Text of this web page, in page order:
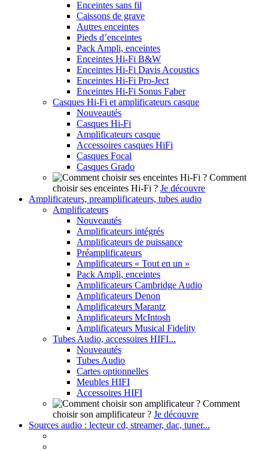
Enceintes sans fil
Caissons de grave
Autres enceintes
Pieds d’enceintes
Pack Ampli, enceintes
Enceintes Hi-Fi B&W
Enceintes Hi-Fi Davis Acoustics
Enceintes Hi-Fi Pro-Ject
Enceintes Hi-Fi Sonus Faber
Casques Hi-Fi et amplificateurs casque
Nouveautés
Casques Hi-Fi
Amplificateurs casque
Accessoires casques HiFi
Casques Focal
Casques Grado
Comment
choisir ses enceintes Hi-Fi ? Je découvre
Amplificateurs, preamplificateurs, tubes audio
Amplificateurs
Nouveautés
Amplificateurs intégrés
Amplificateurs de puissance
Préamplificateurs
Amplificateurs « Tout en un »
Pack Ampli, enceintes
Amplificateurs Cambridge Audio
Amplificateurs Denon
Amplificateurs Marantz
Amplificateurs McIntosh
Amplificateurs Musical Fidelity
Tubes Audio, accessoires HIFI...
Nouveautés
Tubes Audio
Cartes optionnelles
Meubles HIFI
Accessoires HIFI
Comment
choisir son amplificateur ? Je découvre
Sources audio : lecteur cd, streamer, dac, tuner...